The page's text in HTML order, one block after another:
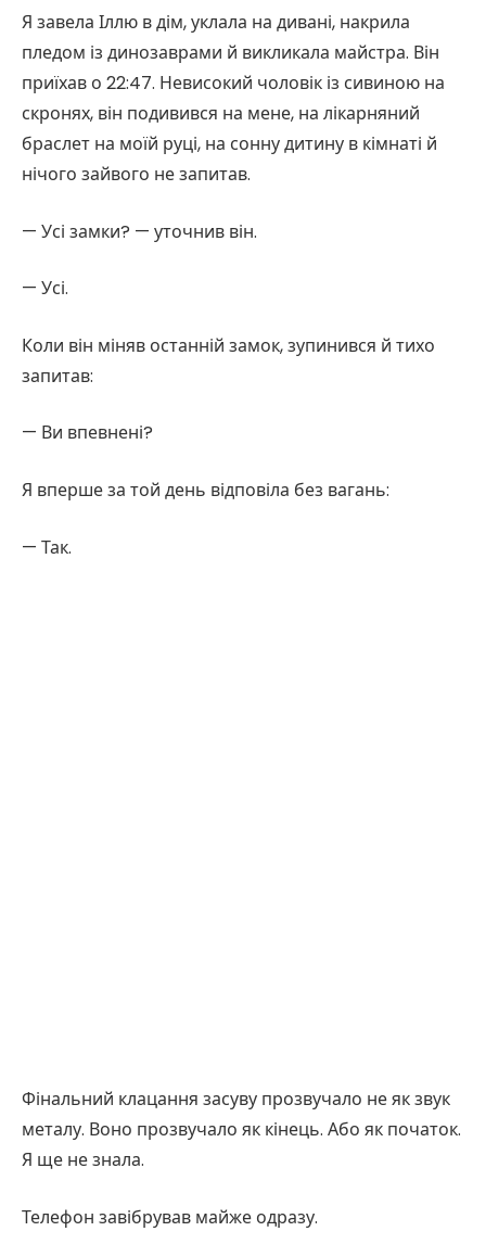
Я завела Іллю в дім, уклала на дивані, накрила
пледом із динозаврами й викликала майстра. Він
приїхав о 22:47. Невисокий чоловік із сивиною на
скронях, він подивився на мене, на лікарняний
браслет на моїй руці, на сонну дитину в кімнаті й
нічого зайвого не запитав.
— Усі замки? — уточнив він.
— Усі.
Коли він міняв останній замок, зупинився й тихо
запитав:
— Ви впевнені?
Я вперше за той день відповіла без вагань:
— Так.
Фінальний клацання засуву прозвучало не як звук
металу. Воно прозвучало як кінець. Або як початок.
Я ще не знала.
Телефон завібрував майже одразу.